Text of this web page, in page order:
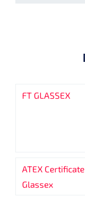
FT GLASSEX
ATEX Certificate
Glassex